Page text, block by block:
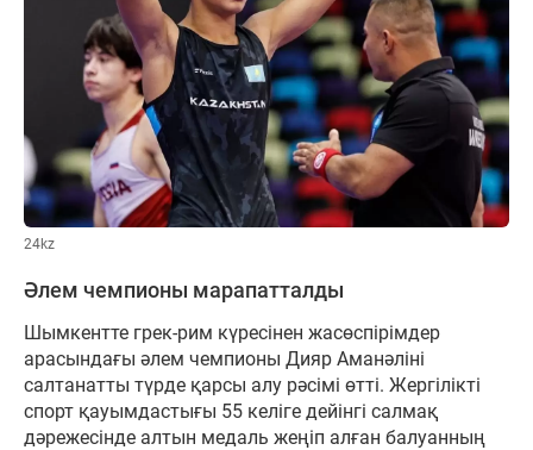
24kz
Әлем чемпионы марапатталды
Шымкентте грек-рим күресінен жасөспірімдер
арасындағы әлем чемпионы Дияр Аманәліні
салтанатты түрде қарсы алу рәсімі өтті. Жергілікті
спорт қауымдастығы 55 келіге дейінгі салмақ
дәрежесінде алтын медаль жеңіп алған балуанның